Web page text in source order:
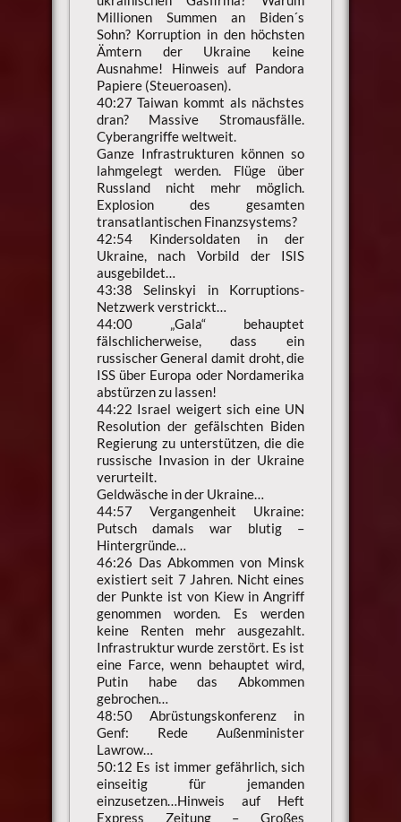
Millionen Summen an Biden´s
Sohn? Korruption in den höchsten
Ämtern der Ukraine keine
Ausnahme! Hinweis auf Pandora
Papiere (Steueroasen).
40:27 Taiwan kommt als nächstes
dran? Massive Stromausfälle.
Cyberangriffe weltweit.
Ganze Infrastrukturen können so
lahmgelegt werden. Flüge über
Russland nicht mehr möglich.
Explosion des gesamten
transatlantischen Finanzsystems?
42:54 Kindersoldaten in der
Ukraine, nach Vorbild der ISIS
ausgebildet…
43:38 Selinskyi in Korruptions-
Netzwerk verstrickt…
44:00 „Gala“ behauptet
fälschlicherweise, dass ein
russischer General damit droht, die
ISS über Europa oder Nordamerika
abstürzen zu lassen!
44:22 Israel weigert sich eine UN
Resolution der gefälschten Biden
Regierung zu unterstützen, die die
russische Invasion in der Ukraine
verurteilt.
Geldwäsche in der Ukraine…
44:57 Vergangenheit Ukraine:
Putsch damals war blutig –
Hintergründe…
46:26 Das Abkommen von Minsk
existiert seit 7 Jahren. Nicht eines
der Punkte ist von Kiew in Angriff
genommen worden. Es werden
keine Renten mehr ausgezahlt.
Infrastruktur wurde zerstört. Es ist
eine Farce, wenn behauptet wird,
Putin habe das Abkommen
gebrochen…
48:50 Abrüstungskonferenz in
Genf: Rede Außenminister
Lawrow…
50:12 Es ist immer gefährlich, sich
einseitig für jemanden
einzusetzen…Hinweis auf Heft
Express Zeitung – Großes